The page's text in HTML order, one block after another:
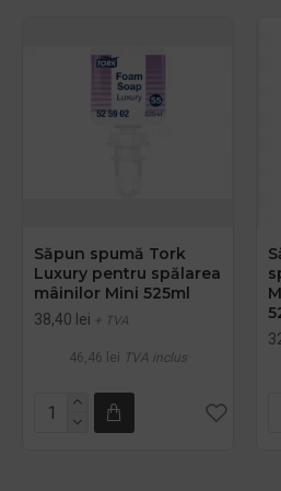
Săpun spumă Tork
Luxury pentru spălarea
mâinilor Mini 525ml
38,40 lei + TVA
46,46 lei TVA inclus